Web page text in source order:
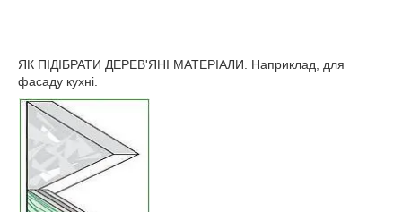
ЯК ПІДІБРАТИ ДЕРЕВ'ЯНІ МАТЕРІАЛИ. Наприклад, для
фасаду кухні.